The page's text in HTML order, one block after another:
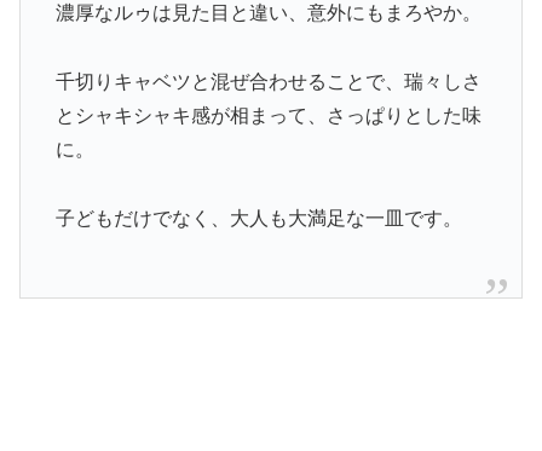
濃厚なルゥは見た目と違い、意外にもまろやか。
千切りキャベツと混ぜ合わせることで、瑞々しさ
とシャキシャキ感が相まって、さっぱりとした味
に。
子どもだけでなく、大人も大満足な一皿です。